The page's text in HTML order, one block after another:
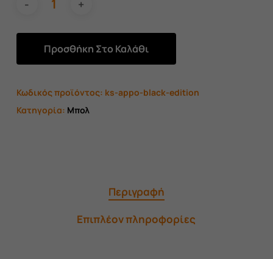
Προσθήκη Στο Καλάθι
Κωδικός προϊόντος: ks-appo-black-edition
Κατηγορία: Μπολ
Περιγραφή
Επιπλέον πληροφορίες